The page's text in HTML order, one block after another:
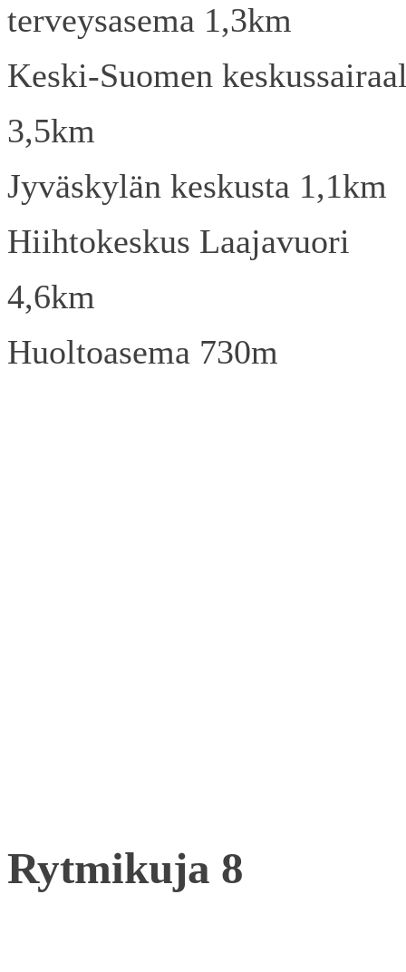
terveysasema 1,3km
Keski-Suomen
3,5km
Jyväskylän keskusta 1,1km
Hiihtokeskus Laajavuori
4,6km
Huoltoasema 730m
Rytmikuja 8